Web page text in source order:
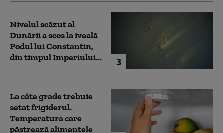
3
Nivelul scăzut al
Dunării a scos la iveală
Podul lui Constantin,
din timpul Imperiului...
La câte grade trebuie
setat frigiderul.
Temperatura care
păstrează alimentele